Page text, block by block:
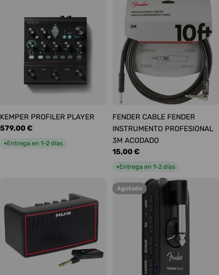
KEMPER PROFILER PLAYER
Precio
habitual
579,00 €
●Entrega en 1-2 días
FENDER CABLE FENDER
INSTRUMENTO PROFESIONAL
3M ACODADO
Precio
habitual
15,00 €
●Entrega en 1-2 días
Agotado